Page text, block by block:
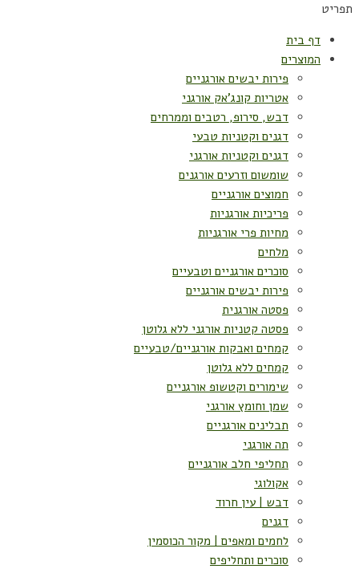
תפריט
דף בית
המוצרים
פירות יבשים אורגניים
אטריות קונג'אק אורגני
דבש, סירופ, רטבים וממרחים
דגנים וקטניות טבעי
דגנים וקטניות אורגני
שומשום וזרעים אורגנים
חמוצים אורגניים
פריכיות אורגניות
מחיות פרי אורגניות
מלחים
סוכרים אורגניים וטבעיים
פירות יבשים אורגניים
פסטה אורגנית
פסטה קטניות אורגני ללא גלוטן
קמחים ואבקות אורגניים/טבעיים
קמחים ללא גלוטן
שימורים וקטשופ אורגניים
שמן וחומץ אורגני
תבלינים אורגניים
תה אורגני
תחליפי חלב אורגניים
אקולוגי
דבש | עין חרוד
דגנים
לחמים ומאפים | מקור הכוסמין
סוכרים ותחליפים